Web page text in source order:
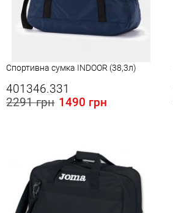
Спортивна сумка INDOOR (38,3л)
401346.331
2291 грн 1490 грн